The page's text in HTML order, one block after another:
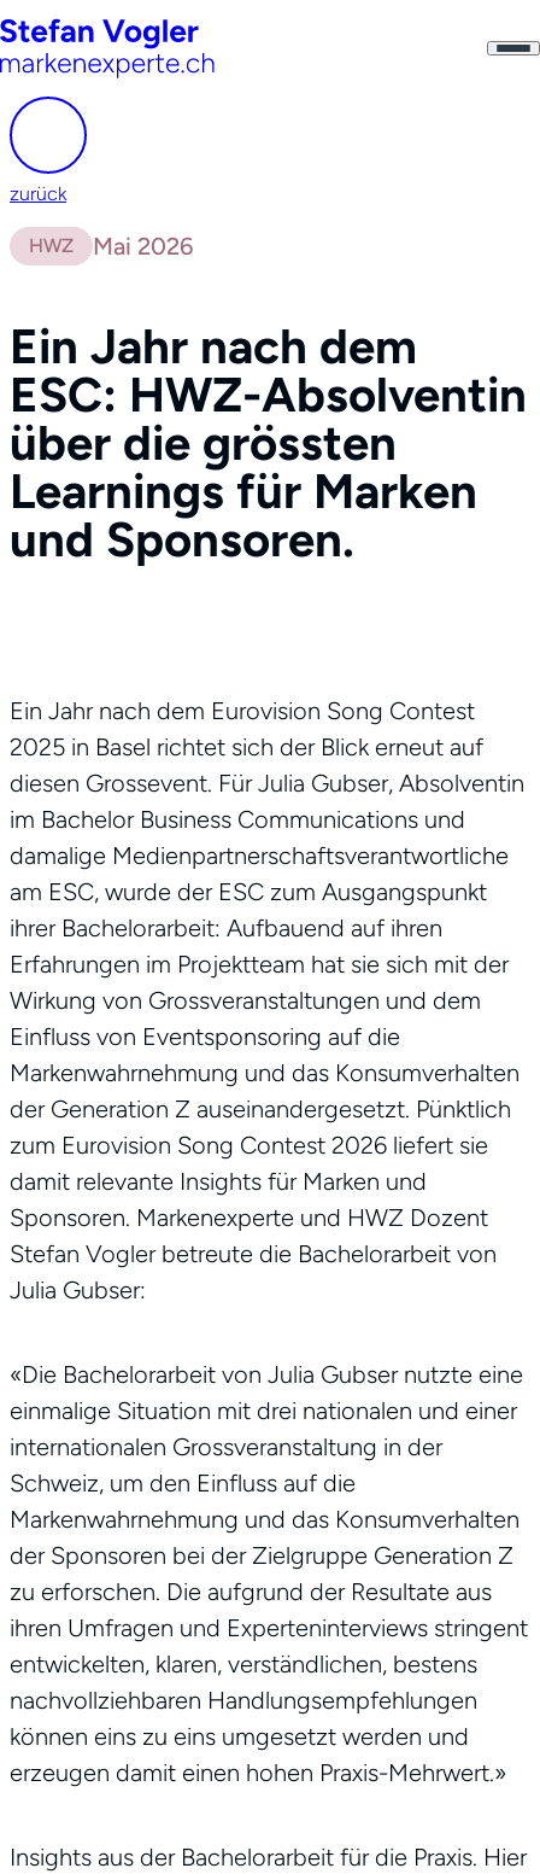
zurück
HWZ Mai 2026
Ein Jahr nach dem
ESC: HWZ-Absolventin
über die grössten
Learnings für Marken
und Sponsoren.
Ein Jahr nach dem Eurovision Song Contest
2025 in Basel richtet sich der Blick erneut auf
diesen Grossevent. Für Julia Gubser, Absolventin
im Bachelor Business Communications und
damalige Medienpartnerschaftsverantwortliche
am ESC, wurde der ESC zum Ausgangspunkt
ihrer Bachelorarbeit: Aufbauend auf ihren
Erfahrungen im Projektteam hat sie sich mit der
Wirkung von Grossveranstaltungen und dem
Einfluss von Eventsponsoring auf die
Markenwahrnehmung und das Konsumverhalten
der Generation Z auseinandergesetzt. Pünktlich
zum Eurovision Song Contest 2026 liefert sie
damit relevante Insights für Marken und
Sponsoren. Markenexperte und HWZ Dozent
Stefan Vogler betreute die Bachelorarbeit von
Julia Gubser:
«Die Bachelorarbeit von Julia Gubser nutzte eine
einmalige Situation mit drei nationalen und einer
internationalen Grossveranstaltung in der
Schweiz, um den Einfluss auf die
Markenwahrnehmung und das Konsumverhalten
der Sponsoren bei der Zielgruppe Generation Z
zu erforschen. Die aufgrund der Resultate aus
ihren Umfragen und Experteninterviews stringent
entwickelten, klaren, verständlichen, bestens
nachvollziehbaren Handlungsempfehlungen
können eins zu eins umgesetzt werden und
erzeugen damit einen hohen Praxis-Mehrwert.»
Insights aus der Bachelorarbeit für die Praxis. Hier